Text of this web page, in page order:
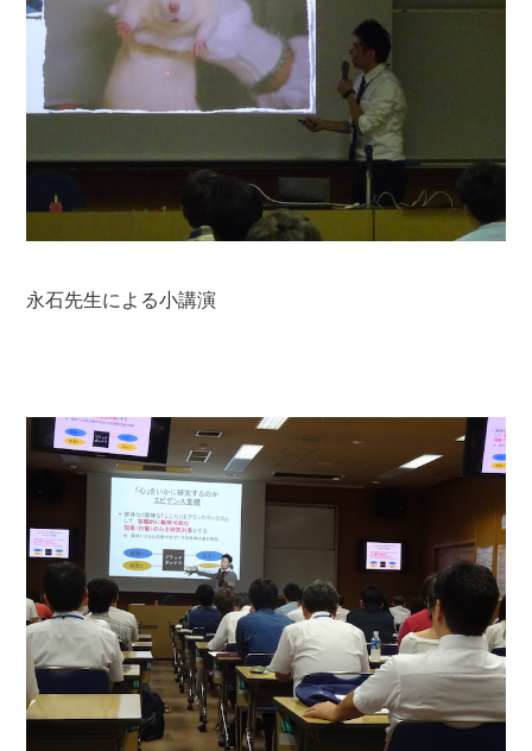
永石先生による小講演